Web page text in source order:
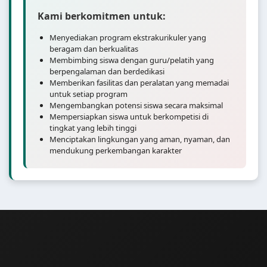
Kami berkomitmen untuk:
Menyediakan program ekstrakurikuler yang
beragam dan berkualitas
Membimbing siswa dengan guru/pelatih yang
berpengalaman dan berdedikasi
Memberikan fasilitas dan peralatan yang memadai
untuk setiap program
Mengembangkan potensi siswa secara maksimal
Mempersiapkan siswa untuk berkompetisi di
tingkat yang lebih tinggi
Menciptakan lingkungan yang aman, nyaman, dan
mendukung perkembangan karakter